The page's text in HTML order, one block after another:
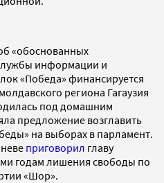
«обоснованных
информации и
«Победа» финансируется
региона Гагаузия
под домашним
предложение возглавить
на выборах в парламент.
приговорил главу
годам лишения свободы по
«Шор».